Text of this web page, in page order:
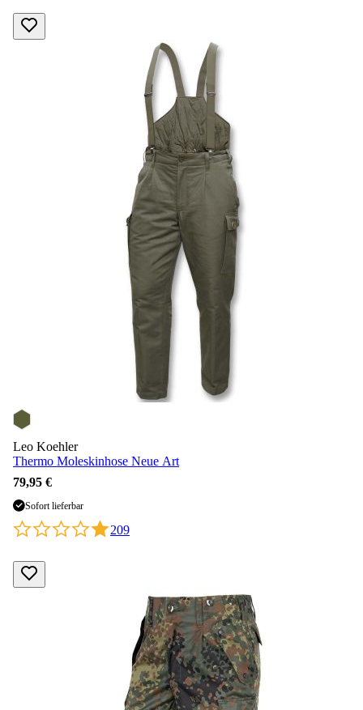
Leo Koehler
Thermo Moleskinhose Neue Art
79,95 €
Sofort lieferbar
209